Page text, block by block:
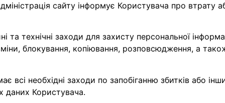
сайту інформує Користувача про втрату
та технічні заходи для захисту персональної
блокування, копіювання, розповсюдження, а
всі необхідні заходи по запобіганню збитків або
даних Користувача.